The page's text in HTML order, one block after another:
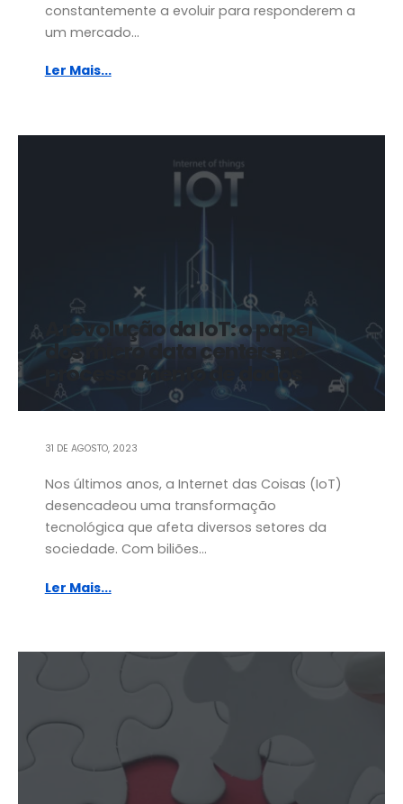
constantemente a evoluir para responderem a
um mercado...
Ler Mais...
A revolução da IoT: o papel
dos micro data centers no
processamento de dados
31 DE AGOSTO, 2023
Nos últimos anos, a Internet das Coisas (IoT)
desencadeou uma transformação
tecnológica que afeta diversos setores da
sociedade. Com biliões...
Ler Mais...